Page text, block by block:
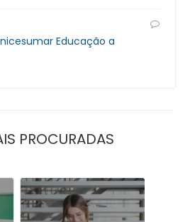
Educação a
PROCURADAS